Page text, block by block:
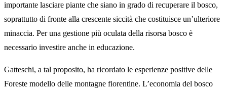
importante lasciare piante che siano in grado di recuperare il bosco,
soprattutto di fronte alla crescente siccità che costituisce un’ulteriore
minaccia. Per una gestione più oculata della risorsa bosco è
necessario investire anche in educazione.
Gatteschi, a tal proposito, ha ricordato le esperienze positive delle
Foreste modello delle montagne fiorentine. L’economia del bosco